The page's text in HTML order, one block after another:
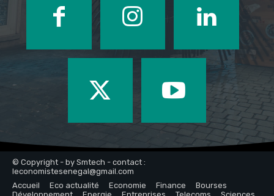
© Copyright - by Smtech - contact :
leconomistesenegal@gmail.com
Accueil
Eco actualité Economie Finance
Bourses